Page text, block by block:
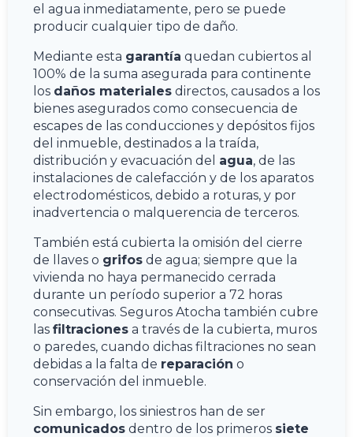
el agua inmediatamente, pero se puede
producir cualquier tipo de daño.
Mediante esta garantía quedan cubiertos al
100% de la suma asegurada para continente
los daños materiales directos, causados a los
bienes asegurados como consecuencia de
escapes de las conducciones y depósitos fijos
del inmueble, destinados a la traída,
distribución y evacuación del agua, de las
instalaciones de calefacción y de los aparatos
electrodomésticos, debido a roturas, y por
inadvertencia o malquerencia de terceros.
También está cubierta la omisión del cierre
de llaves o grifos de agua; siempre que la
vivienda no haya permanecido cerrada
durante un período superior a 72 horas
consecutivas. Seguros Atocha también cubre
las filtraciones a través de la cubierta, muros
o paredes, cuando dichas filtraciones no sean
debidas a la falta de reparación o
conservación del inmueble.
Sin embargo, los siniestros han de ser
comunicados dentro de los primeros siete